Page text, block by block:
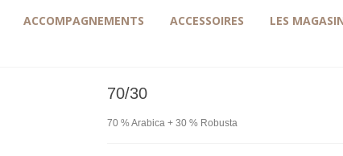
ACCOMPAGNEMENTS ACCESSOIRES LES
70/30
70 % Arabica + 30 % Robusta